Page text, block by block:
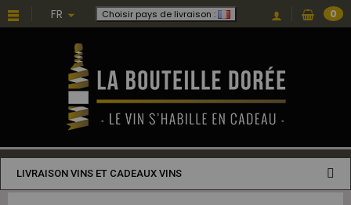
FR Choisir pays de livraison : 0
LIVRAISON VINS ET CADEAUX VINS